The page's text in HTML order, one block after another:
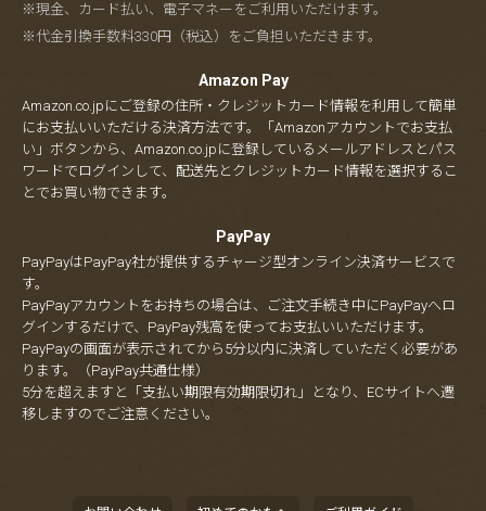
※現金、カード払い、電子マネーをご利用いただけます。
※代金引換手数料330円（税込）をご負担いただきます。
Amazon Pay
Amazon.co.jpにご登録の住所・クレジットカード情報を利用して簡単
にお支払いいただける決済方法です。「Amazonアカウントでお支払
い」ボタンから、Amazon.co.jpに登録しているメールアドレスとパス
ワードでログインして、配送先とクレジットカード情報を選択するこ
とでお買い物できます。
PayPay
PayPayはPayPay社が提供するチャージ型オンライン決済サービスで
す。
PayPayアカウントをお持ちの場合は、ご注文手続き中にPayPayへロ
グインするだけで、PayPay残高を使ってお支払いいただけます。
PayPayの画面が表示されてから5分以内に決済していただく必要があ
ります。（PayPay共通仕様）
5分を超えますと「支払い期限有効期限切れ」となり、ECサイトへ遷
移しますのでご注意ください。